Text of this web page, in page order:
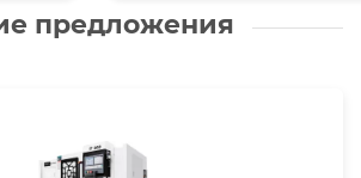
предложения